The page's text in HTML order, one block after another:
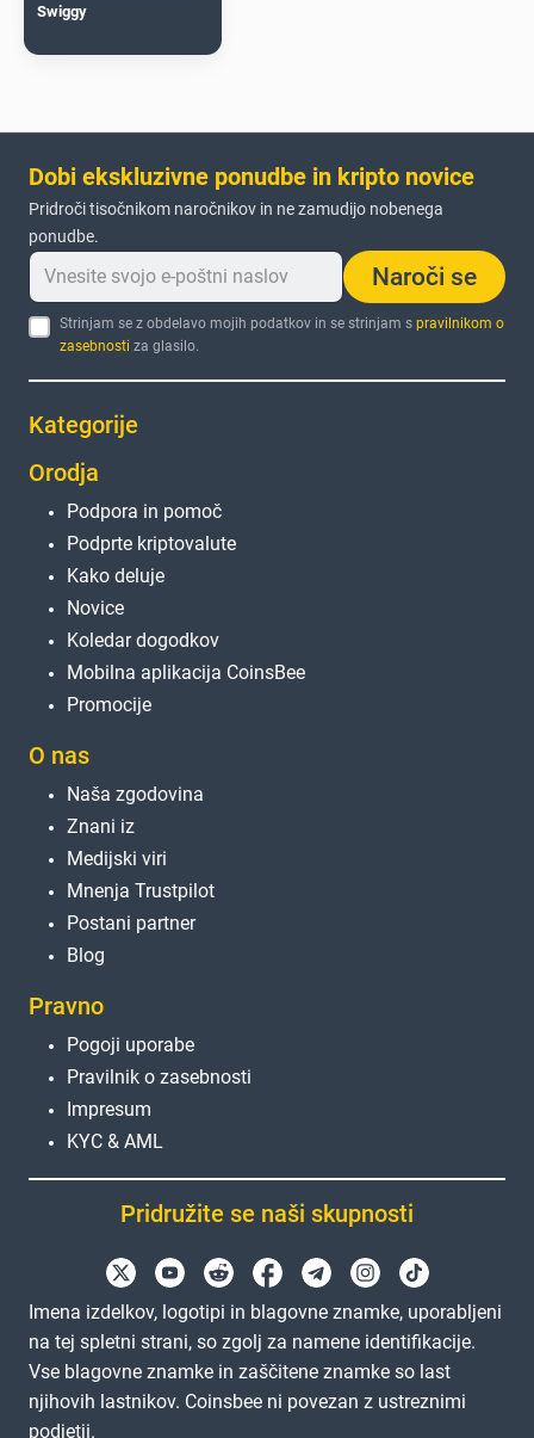
Swiggy
Dobi ekskluzivne ponudbe in kripto novice
Pridroči tisočnikom naročnikov in ne zamudijo nobenega
ponudbe.
Naroči se
Strinjam se z obdelavo mojih podatkov in se strinjam spravilnikom o
zasebnosti za glasilo.
Kategorije
Orodja
Podpora in pomoč
Podprte kriptovalute
Kako deluje
Novice
Koledar dogodkov
Mobilna aplikacija CoinsBee
Promocije
O nas
Naša zgodovina
Znani iz
Medijski viri
Mnenja Trustpilot
Postani partner
Blog
Pravno
Pogoji uporabe
Pravilnik o zasebnosti
Impresum
KYC & AML
Pridružite se naši skupnosti
Imena izdelkov, logotipi in blagovne znamke, uporabljeni
na tej spletni strani, so zgolj za namene identifikacije.
Vse blagovne znamke in zaščitene znamke so last
njihovih lastnikov. Coinsbee ni povezan z ustreznimi
podjetji.